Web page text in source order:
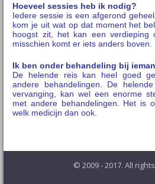
Hoeveel sessies heb ik nodig?
Iedere sessie is een afgerond
kom je uit wat op dat moment het
hoogst zit, het kan een
misschien komt er iets anders boven.
Ik ben onder behandeling bij
De helende reis kan heel goed
andere behandelingen. De
vervanging, kan wel een enorme
met andere behandelingen. Het is
welk medicijn dan ook.
© 2009 - 2017. All